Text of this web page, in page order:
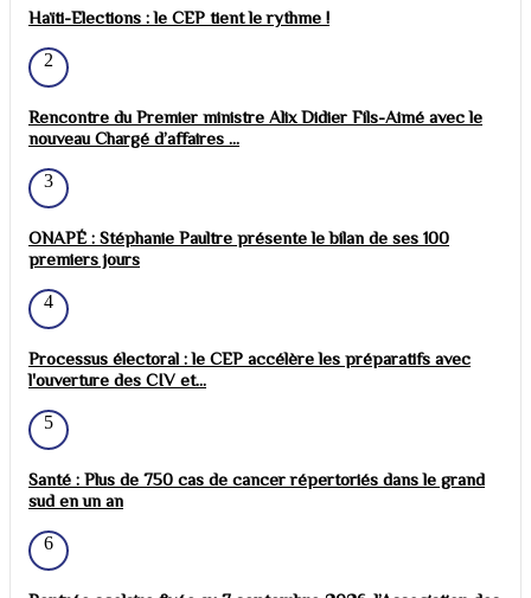
Haïti-Elections : le CEP tient le rythme !
2
Rencontre du Premier ministre Alix Didier Fils-Aimé avec le
nouveau Chargé d’affaires ...
3
ONAPÉ : Stéphanie Paultre présente le bilan de ses 100
premiers jours
4
Processus électoral : le CEP accélère les préparatifs avec
l'ouverture des CIV et...
5
Santé : Plus de 750 cas de cancer répertoriés dans le grand
sud en un an
6